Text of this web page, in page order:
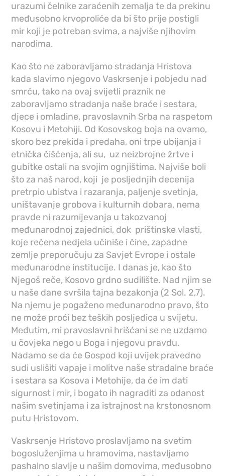
urazumi čelnike zaraćenih zemalja te da prekinu
međusobno krvoproliće da bi što prije postigli
mir koji je potreban svima, a najviše njihovim
narodima.
Kao što ne zaboravljamo stradanja Hristova
kada slavimo njegovo Vaskrsenje i pobjedu nad
smrću, tako na ovaj svijetli praznik ne
zaboravljamo stradanja naše braće i sestara,
djece i omladine, pravoslavnih Srba na raspetom
Kosovu i Metohiji. Od Kosovskog boja na ovamo,
skoro bez prekida i predaha, oni trpe ubijanja i
etnička čišćenja, ali su, uz neizbrojne žrtve i
gubitke ostali na svojim ognjištima. Najviše boli
što za naš narod, koji je posljednjih decenija
pretrpio ubistva i razaranja, paljenje svetinja,
uništavanje grobova i kulturnih dobara, nema
pravde ni razumijevanja u takozvanoj
međunarodnoj zajednici, dok prištinske vlasti,
koje rečena nedjela učiniše i čine, zapadne
zemlje preporučuju za Savjet Evrope i ostale
međunarodne institucije. I danas je, kao što
Njegoš reče, Kosovo grdno sudilište. Nad njim se
u naše dane svršila tajna bezakonja (2 Sol. 2,7).
Na njemu je pogaženo međunarodno pravo, što
ne može proći bez teških posljedica u svijetu.
Međutim, mi pravoslavni hrišćani se ne uzdamo
u čovjeka nego u Boga i njegovu pravdu.
Nadamo se da će Gospod koji uvijek pravedno
sudi uslišiti vapaje i molitve naše stradalne braće
i sestara sa Kosova i Metohije, da će im dati
sigurnost i mir, i bogato ih nagraditi za odanost
našim svetinjama i za istrajnost na krstonosnom
putu Hristovom.
Vaskrsenje Hristovo proslavljamo na svetim
bogosluženjima u hramovima, nastavljamo
pashalno slavlje u našim domovima, međusobno